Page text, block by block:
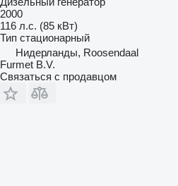
2000
116 л.с. (85 кВт)
Тип стационарный
Нидерланды, Roosendaal
Furmet B.V.
Связаться с продавцом